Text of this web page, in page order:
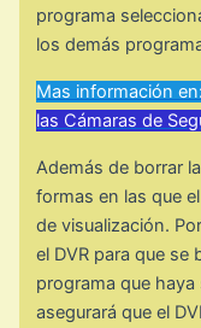
programa
los demás
Mas información en:
las Cámaras de
Además de borrar
formas en las que
de visualización.
el DVR para que se
programa que
asegurará que el